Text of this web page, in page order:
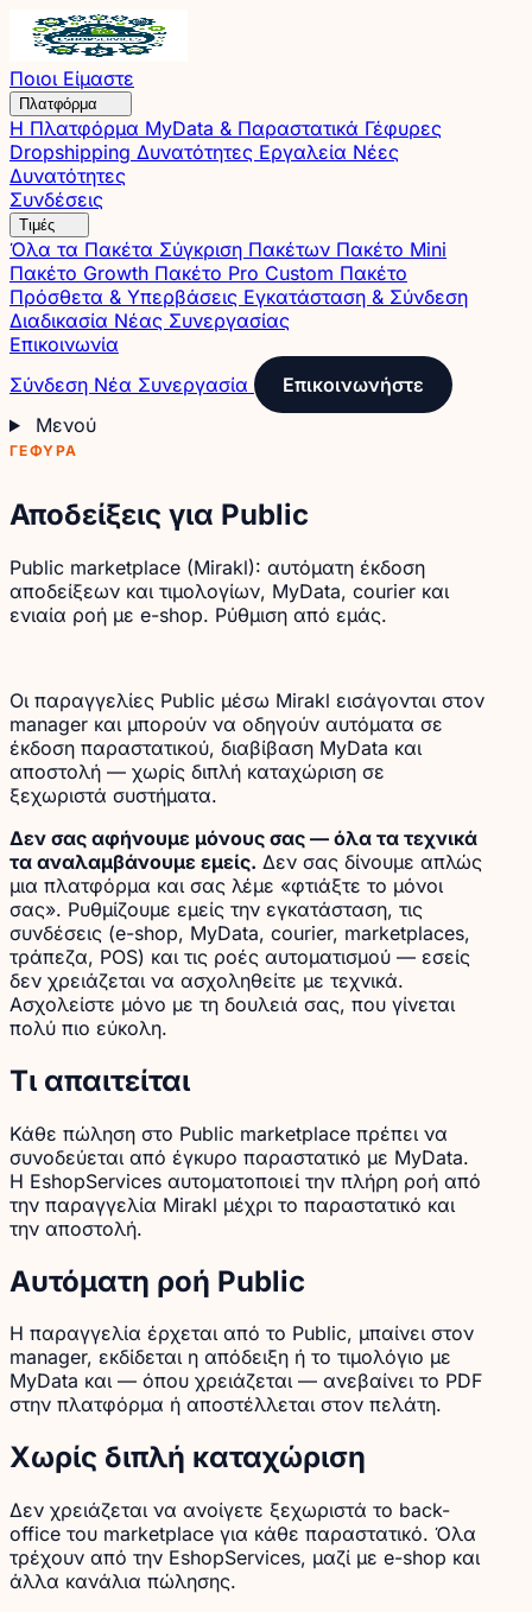
Ποιοι Είμαστε
Πλατφόρμα
Η Πλατφόρμα MyData & Παραστατικά Γέφυρες
Dropshipping Δυνατότητες Εργαλεία Νέες
Δυνατότητες
Συνδέσεις
Τιμές
Όλα τα Πακέτα Σύγκριση Πακέτων Πακέτο Mini
Πακέτο Growth Πακέτο Pro Custom Πακέτο
Πρόσθετα & Υπερβάσεις Εγκατάσταση & Σύνδεση
Διαδικασία Νέας Συνεργασίας
Επικοινωνία
Σύνδεση Νέα Συνεργασία
Επικοινωνήστε
Μενού
ΓΈΦΥΡΑ
Αποδείξεις για Public
Public marketplace (Mirakl): αυτόματη έκδοση
αποδείξεων και τιμολογίων, MyData, courier και
ενιαία ροή με e-shop. Ρύθμιση από εμάς.
Οι παραγγελίες Public μέσω Mirakl εισάγονται στον
manager και μπορούν να οδηγούν αυτόματα σε
έκδοση παραστατικού, διαβίβαση MyData και
αποστολή — χωρίς διπλή καταχώριση σε
ξεχωριστά συστήματα.
Δεν σας αφήνουμε μόνους σας — όλα τα τεχνικά
τα αναλαμβάνουμε εμείς. Δεν σας δίνουμε απλώς
μια πλατφόρμα και σας λέμε «φτιάξτε το μόνοι
σας». Ρυθμίζουμε εμείς την εγκατάσταση, τις
συνδέσεις (e-shop, MyData, courier, marketplaces,
τράπεζα, POS) και τις ροές αυτοματισμού — εσείς
δεν χρειάζεται να ασχοληθείτε με τεχνικά.
Ασχολείστε μόνο με τη δουλειά σας, που γίνεται
πολύ πιο εύκολη.
Τι απαιτείται
Κάθε πώληση στο Public marketplace πρέπει να
συνοδεύεται από έγκυρο παραστατικό με MyData.
Η EshopServices αυτοματοποιεί την πλήρη ροή από
την παραγγελία Mirakl μέχρι το παραστατικό και
την αποστολή.
Αυτόματη ροή Public
Η παραγγελία έρχεται από το Public, μπαίνει στον
manager, εκδίδεται η απόδειξη ή το τιμολόγιο με
MyData και — όπου χρειάζεται — ανεβαίνει το PDF
στην πλατφόρμα ή αποστέλλεται στον πελάτη.
Χωρίς διπλή καταχώριση
Δεν χρειάζεται να ανοίγετε ξεχωριστά το back-
office του marketplace για κάθε παραστατικό. Όλα
τρέχουν από την EshopServices, μαζί με e-shop και
άλλα κανάλια πώλησης.